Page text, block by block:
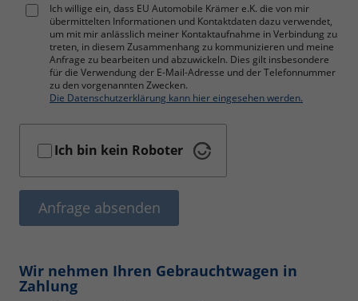
Ich willige ein, dass EU Automobile Krämer e.K. die von mir
übermittelten Informationen und Kontaktdaten dazu verwendet,
um mit mir anlässlich meiner Kontaktaufnahme in Verbindung zu
treten, in diesem Zusammenhang zu kommunizieren und meine
Anfrage zu bearbeiten und abzuwickeln. Dies gilt insbesondere
für die Verwendung der E-Mail-Adresse und der Telefonnummer
zu den vorgenannten Zwecken.
Die Datenschutzerklärung kann hier eingesehen werden.
Ich bin kein Roboter
Anfrage absenden
Wir nehmen Ihren Gebrauchtwagen in
Zahlung